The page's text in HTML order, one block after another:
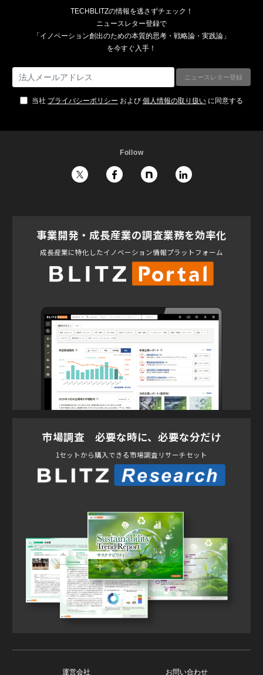
TECHBLITZの情報を逃さずチェック！
ニュースレター登録で
「イノベーション創出のための本質的思考・戦略論・実践論」
を今すぐ入手！
当社 プライバシーポリシー および 個人情報の取り扱い に同意する
Follow
事業開発・成長産業の調査業務を効率化
成長産業に特化したイノベーション情報プラットフォーム
市場調査 必要な時に、必要な分だけ
1セットから購入できる市場調査リサーチセット
運営会社 お問い合わせ